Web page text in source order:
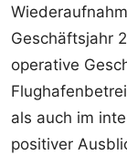
Geschäftsjahr
operative
als auch im
positiver